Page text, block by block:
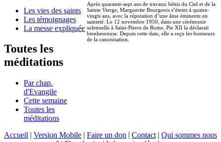
Les vies des saints
Les témoignages
La messe expliquée
Toutes les
méditations
Par chap.
d'Evangile
Cette semaine
Toutes les
méditations
Après quarante-sept ans de travaux bénis du Ciel et de la
Sainte Vierge, Marguerite Bourgeois s’éteint à quatre-
vingts ans, avec la réputation d’une âme éminente en
sainteté. Le 12 novembre 1950, dans une cérémonie
solennelle à Saint-Pierre de Rome, Pie XII la déclarait
bienheureuse. Depuis cette date, elle a reçu les honneurs
de la canonisation.
Accueil | Version Mobile | Faire un don | Contact | Qui sommes nous